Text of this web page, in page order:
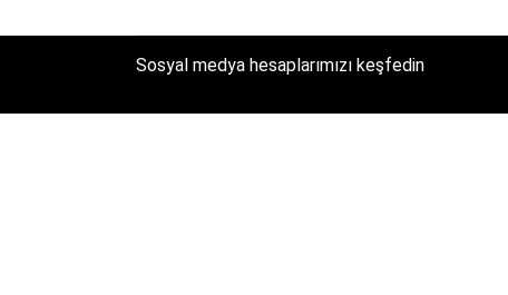
Sosyal medya hesaplarımızı keşfedin